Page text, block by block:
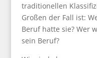
traditionellen
Großen der Fall ist:
Beruf hatte sie? Wer
sein Beruf?